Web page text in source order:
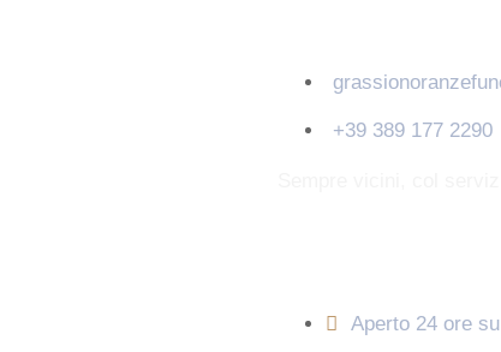
+39 389 177 2290
Aperto 24 ore